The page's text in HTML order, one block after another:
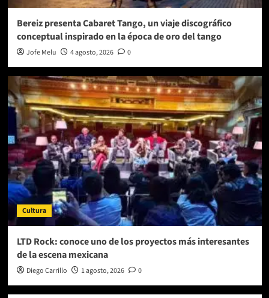
Bereiz presenta Cabaret Tango, un viaje discográfico
conceptual inspirado en la época de oro del tango
Jofe Melu 4 agosto, 2026 0
Cultura
LTD Rock: conoce uno de los proyectos más interesantes
de la escena mexicana
Diego Carrillo 1 agosto, 2026 0